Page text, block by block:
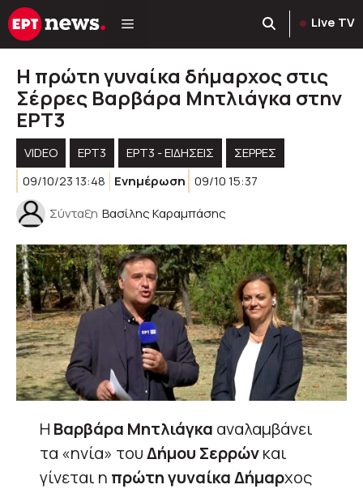
Μετάβαση
σε
Live TV
Η πρώτη γυναίκα δήμαρχος στις
Σέρρες Βαρβάρα Μητλιάγκα στην
ΕΡΤ3
VIDEO ΕΡΤ3 ΕΡΤ3 - ΕΙΔΉΣΕΙΣ
ΣΕΡΡΕΣ
09/10/23 13:48
Ενημέρωση 09/10 15:37
Σύνταξη Βασίλης Καραμπάσης
Η Βαρβάρα Μητλιάγκα αναλαμβάνει
τα «ηνία» τουΔήμου Σερρώνκαι
γίνεται η πρώτη γυναίκα Δήμαρχος